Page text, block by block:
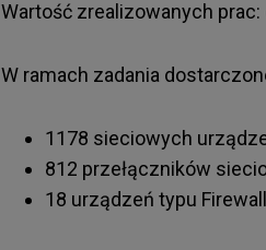
Wartość zrealizowanych prac:
W ramach zadania
1178 sieciowych
812 przełączników
18 urządzeń typu